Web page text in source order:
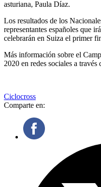
asturiana, Paula Díaz.
Los resultados de los
representantes españoles que
celebrarán en Suiza el primer
Más información sobre el
2020 en redes sociales a
Ciclocross
Comparte en: